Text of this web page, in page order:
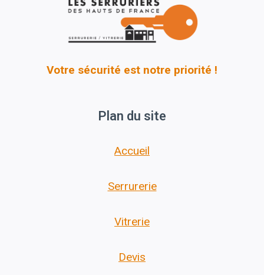
Votre sécurité est notre priorité !
Plan du site
Accueil
Serrurerie
Vitrerie
Devis